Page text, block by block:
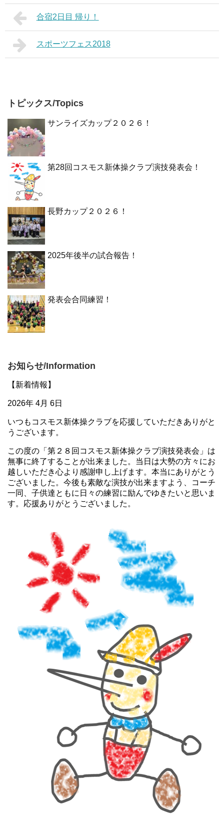
合宿2日目 帰り！
スポーツフェス2018
トピックス/Topics
サンライズカップ２０２６！
第28回コスモス新体操クラブ演技発表会！
長野カップ２０２６！
2025年後半の試合報告！
発表会合同練習！
お知らせ/Information
【新着情報】
2026年 4月 6日
いつもコスモス新体操クラブを応援していただきありがと
うございます。
この度の「第２８回コスモス新体操クラブ演技発表会」は
無事に終了することが出来ました。当日は大勢の方々にお
越しいただき心より感謝申し上げます。本当にありがとう
ございました。今後も素敵な演技が出来ますよう、コーチ
一同、子供達ともに日々の練習に励んでゆきたいと思いま
す。応援ありがとうございました。